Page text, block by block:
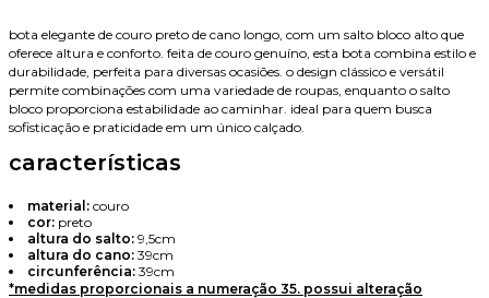
E-mail
Celular
bota elegante de couro preto de cano longo, com um salto bloco alto que
oferece altura e conforto. feita de couro genuíno, esta bota combina estilo e
durabilidade, perfeita para diversas ocasiões. o design clássico e versátil
permite combinações com uma variedade de roupas, enquanto o salto
bloco proporciona estabilidade ao caminhar. ideal para quem busca
sofisticação e praticidade em um único calçado.
características
material: couro
cor: preto
altura do salto: 9,5cm
altura do cano: 39cm
circunferência: 39cm
*medidas proporcionais a numeração 35. possui alteração